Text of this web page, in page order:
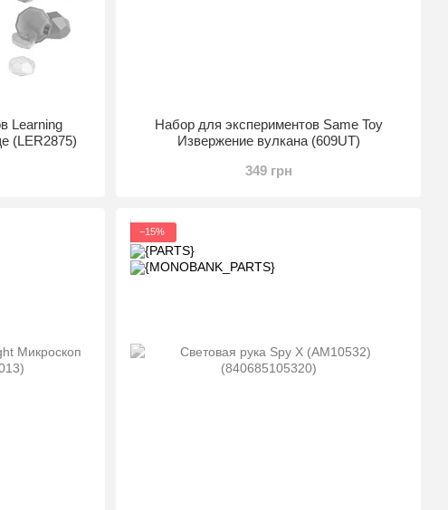
Learning
(LER2875)
Набор для экспериментов Same Toy
Извержение вулкана (609UT)
349 грн
−15%